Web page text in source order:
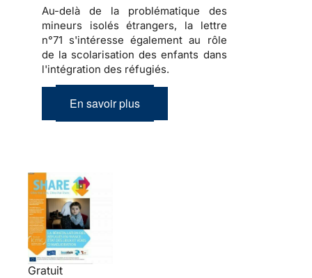
Au-delà de la problématique des
mineurs isolés étrangers, la lettre
n°71 s'intéresse également au rôle
de la scolarisation des enfants dans
l'intégration des réfugiés.
En savoir plus
Gratuit